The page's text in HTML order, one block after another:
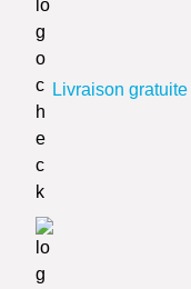
Livraison gratuite